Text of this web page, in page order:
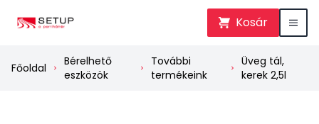
Kosár
Főoldal
Bérelhető
eszközök
További
termékeink
Üveg tál,
kerek 2,5l